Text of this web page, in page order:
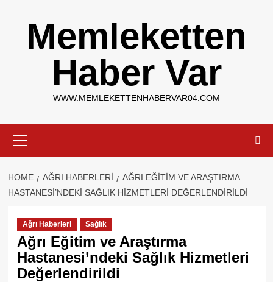
Memleketten
Haber Var
WWW.MEMLEKETTENHABERVAR04.COM
Menu
HOME AĞRI HABERLERI
AĞRI EĞITIM VE ARAŞTIRMA
HASTANESI’NDEKI SAĞLIK HIZMETLERI DEĞERLENDIRILDI
Ağrı Haberleri Sağlık
Ağrı Eğitim ve Araştırma
Hastanesi’ndeki Sağlık Hizmetleri
Değerlendirildi